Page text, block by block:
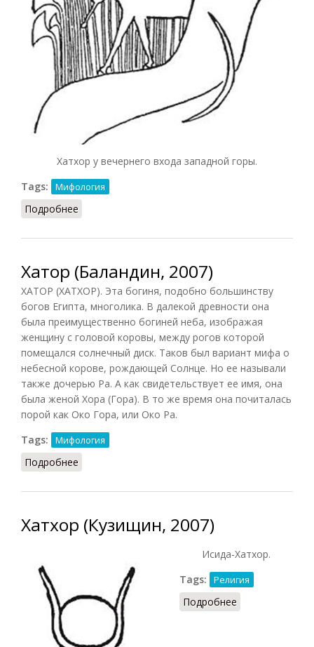
Хатхор у вечернего входа западной горы.
Tags:
Мифология
Подробнее
Хатор (Баландин, 2007)
ХАТОР (ХАТХОР). Эта богиня, подобно большинству
богов Египта, многолика. В далекой древности она
была преимущественно богиней неба, изображая
женщину с головой коровы, между рогов которой
помещался солнечный диск. Таков был вариант мифа о
небесной корове, рождающей Солнце. Но ее называли
также дочерью Ра. А как свидетельствует ее имя, она
была женой Хора (Гора). В то же время она почиталась
порой как Око Гора, или Око Ра.
Tags:
Мифология
Подробнее
Хатхор (Кузищин, 2007)
Исида-Хатхор.
Tags:
Религия
Подробнее